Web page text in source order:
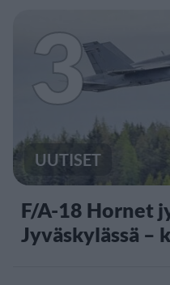
3
UUTISET
F/A-18 Hornet
Jyväskylässä –